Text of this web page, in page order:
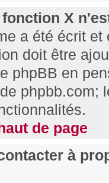
X
a été écrit
doit être
phpBB en
phpbb.com;
de page
à